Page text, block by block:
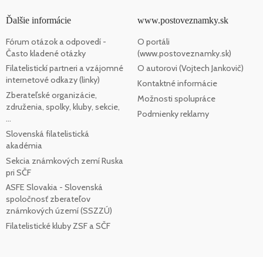
Ďalšie informácie
Fórum otázok a odpovedí -
Často kladené otázky
Filatelistickí partneri a vzájomné
internetové odkazy (linky)
Zberateľské organizácie,
združenia, spolky, kluby, sekcie,
...
Slovenská filatelistická
akadémia
Sekcia známkových zemí Ruska
pri SČF
ASFE Slovakia - Slovenská
spoločnosť zberateľov
známkových území (SSZZÚ)
Filatelistické kluby ZSF a SČF
www.postoveznamky.sk
O portáli
(www.postoveznamky.sk)
O autorovi (Vojtech Jankovič)
Kontaktné informácie
Možnosti spolupráce
Podmienky reklamy